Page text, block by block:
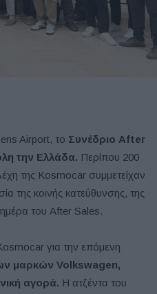
Airport, το Συνέδριο After
την Ελλάδα. Περίπου 200
της Kosmocar συμμετείχαν
της κοινής κατεύθυνσης, της
ημέρα του After Sales.
για την επόμενη
μαρκών Volkswagen,
αγορά. Η ατζέντα του